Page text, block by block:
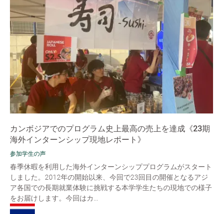
カンボジアでのプログラム史上最高の売上を達成《23期
海外インターンシップ現地レポート》
参加学生の声
春季休暇を利用した海外インターンシッププログラムがスタート
しました。2012年の開始以来、今回で23回目の開催となるアジ
ア各国での長期就業体験に挑戦する本学学生たちの現地での様子
をお届けします。今回はカ...